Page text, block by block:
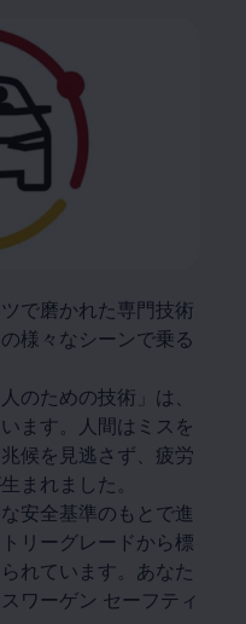
で磨かれた専門技術
様々なシーンで乗る
のための技術」は、
ます。人間はミスを
候を見逃さず、疲労
まれました。
安全基準のもとで進
リーグレードから標
れています。あなた
ワーゲン セーフティ